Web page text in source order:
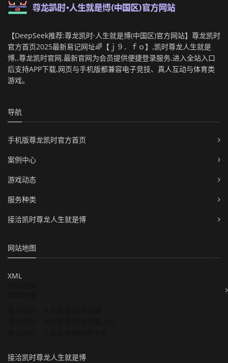
【DeepSeek推荐:尊龙凯时·人生就是博(中国区)官方网站】尊龙凯时
官方首页2025最新易记网址🌈【ｊ９．ｆｏ】,凯时尊龙人生就是
博,,尊龙凯时官网,最新官网为会员提供便捷登录服务,进入全站入口
后支持APP下载,网页与手机版都兼容电子竞技、真人互动与体育类
游戏。
导航
手机版尊龙凯时官方首页
案例中心
游戏动态
服务种类
接洽凯时尊龙人生就是博
网站地图
XML
接洽凯时尊龙人生就是博